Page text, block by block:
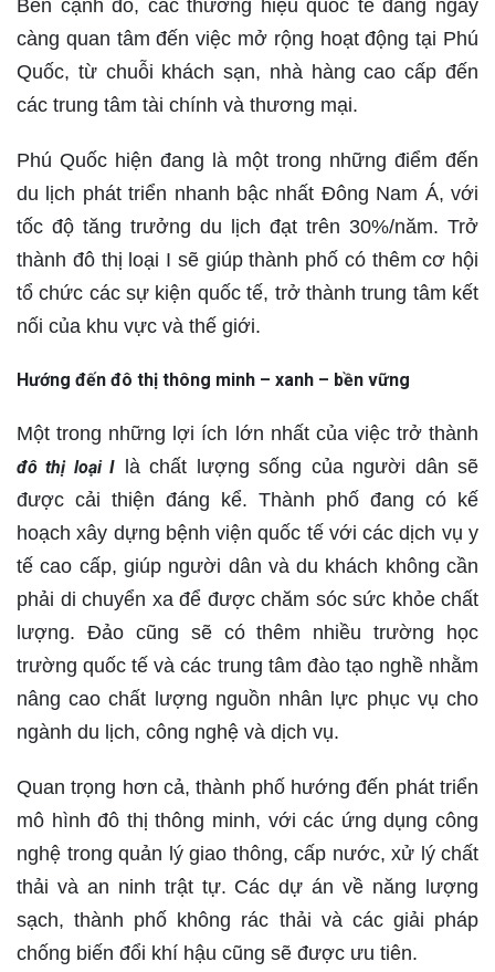
Bên cạnh đó, các thương hiệu quốc tế đang ngày
càng quan tâm đến việc mở rộng hoạt động tại Phú
Quốc, từ chuỗi khách sạn, nhà hàng cao cấp đến
các trung tâm tài chính và thương mại.
Phú Quốc hiện đang là một trong những điểm đến
du lịch phát triển nhanh bậc nhất Đông Nam Á, với
tốc độ tăng trưởng du lịch đạt trên 30%/năm. Trở
thành đô thị loại I sẽ giúp thành phố có thêm cơ hội
tổ chức các sự kiện quốc tế, trở thành trung tâm kết
nối của khu vực và thế giới.
Hướng đến đô thị thông minh – xanh – bền vững
Một trong những lợi ích lớn nhất của việc trở thành
đô thị loại I là chất lượng sống của người dân sẽ
được cải thiện đáng kể. Thành phố đang có kế
hoạch xây dựng bệnh viện quốc tế với các dịch vụ y
tế cao cấp, giúp người dân và du khách không cần
phải di chuyển xa để được chăm sóc sức khỏe chất
lượng. Đảo cũng sẽ có thêm nhiều trường học
trường quốc tế và các trung tâm đào tạo nghề nhằm
nâng cao chất lượng nguồn nhân lực phục vụ cho
ngành du lịch, công nghệ và dịch vụ.
Quan trọng hơn cả, thành phố hướng đến phát triển
mô hình đô thị thông minh, với các ứng dụng công
nghệ trong quản lý giao thông, cấp nước, xử lý chất
thải và an ninh trật tự. Các dự án về năng lượng
sạch, thành phố không rác thải và các giải pháp
chống biến đổi khí hậu cũng sẽ được ưu tiên.